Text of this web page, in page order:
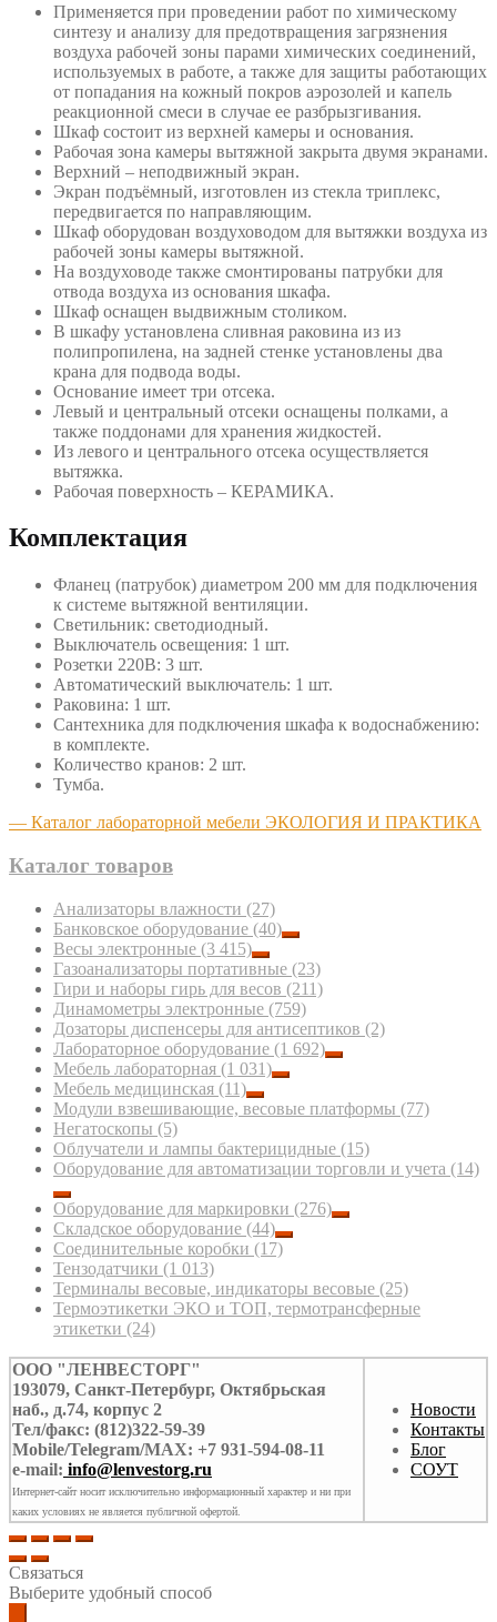
Применяется при проведении работ по химическому
синтезу и анализу для предотвращения загрязнения
воздуха рабочей зоны парами химических соединений,
используемых в работе, а также для защиты работающих
от попадания на кожный покров аэрозолей и капель
реакционной смеси в случае ее разбрызгивания.
Шкаф состоит из верхней камеры и основания.
Рабочая зона камеры вытяжной закрыта двумя экранами.
Верхний – неподвижный экран.
Экран подъёмный, изготовлен из стекла триплекс,
передвигается по направляющим.
Шкаф оборудован воздуховодом для вытяжки воздуха из
рабочей зоны камеры вытяжной.
На воздуховоде также смонтированы патрубки для
отвода воздуха из основания шкафа.
Шкаф оснащен выдвижным столиком.
В шкафу установлена сливная раковина из из
полипропилена, на задней стенке установлены два
крана для подвода воды.
Основание имеет три отсека.
Левый и центральный отсеки оснащены полками, а
также поддонами для хранения жидкостей.
Из левого и центрального отсека осуществляется
вытяжка.
Рабочая поверхность – КЕРАМИКА.
Комплектация
Фланец (патрубок) диаметром 200 мм для подключения
к системе вытяжной вентиляции.
Светильник: светодиодный.
Выключатель освещения: 1 шт.
Розетки 220В: 3 шт.
Автоматический выключатель: 1 шт.
Раковина: 1 шт.
Сантехника для подключения шкафа к водоснабжению:
в комплекте.
Количество кранов: 2 шт.
Тумба.
— Каталог лабораторной мебели ЭКОЛОГИЯ И ПРАКТИКА
Каталог товаров
Анализаторы влажности (27)
Банковское оборудование (40)
Весы электронные (3 415)
Газоанализаторы портативные (23)
Гири и наборы гирь для весов (211)
Динамометры электронные (759)
Дозаторы диспенсеры для антисептиков (2)
Лабораторное оборудование (1 692)
Мебель лабораторная (1 031)
Мебель медицинская (11)
Модули взвешивающие, весовые платформы (77)
Негатоскопы (5)
Облучатели и лампы бактерицидные (15)
Оборудование для автоматизации торговли и учета (14)
Оборудование для маркировки (276)
Складское оборудование (44)
Соединительные коробки (17)
Тензодатчики (1 013)
Терминалы весовые, индикаторы весовые (25)
Термоэтикетки ЭКО и ТОП, термотрансферные
этикетки (24)
ООО "ЛЕНВЕСТОРГ"
193079, Санкт-Петербург, Октябрьская
наб., д.74, корпус 2
Тел/факс: (812)322-59-39
Mobile/Telegram/MAX: +7 931-594-08-11
e-mail: info@lenvestorg.ru
Интернет-сайт носит исключительно информационный характер и ни при
каких условиях не является публичной офертой.
Новости
Контакты
Блог
СОУТ
Связаться
Выберите удобный способ